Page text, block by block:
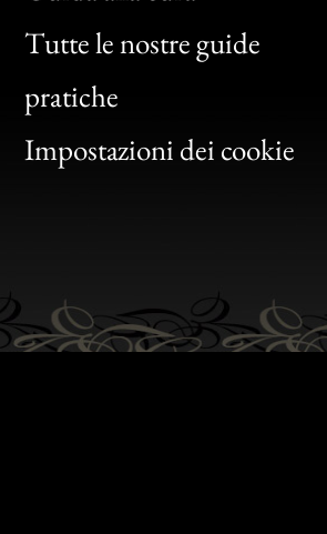
Tutte le nostre guide
pratiche
Impostazioni dei cookie